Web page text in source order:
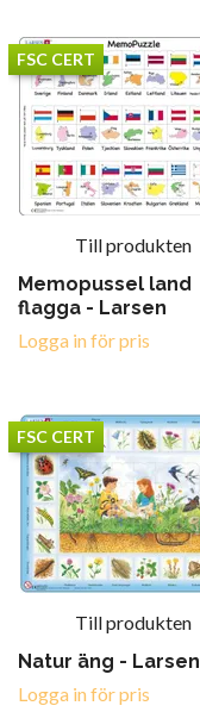
FSC CERT
Till produkten
Memopussel land
flagga - Larsen
Logga in för pris
FSC CERT
Till produkten
Natur äng - Larsen
Logga in för pris